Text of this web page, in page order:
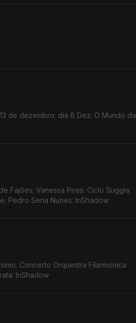
de dezembro; dia 8 Dez: O Mundo da
Fajões; Vanessa Pires: Ciclo Suggia;
Pedro Sena Nunes: InShadow
Concerto Orquestra Filarmónica
InShadow